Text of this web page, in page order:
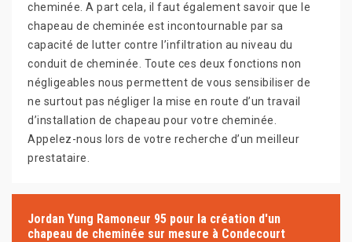
cheminée. A part cela, il faut également savoir que le
chapeau de cheminée est incontournable par sa
capacité de lutter contre l’infiltration au niveau du
conduit de cheminée. Toute ces deux fonctions non
négligeables nous permettent de vous sensibiliser de
ne surtout pas négliger la mise en route d’un travail
d’installation de chapeau pour votre cheminée.
Appelez-nous lors de votre recherche d’un meilleur
prestataire.
Jordan Yung Ramoneur 95 pour la création d'un
chapeau de cheminée sur mesure à Condecourt